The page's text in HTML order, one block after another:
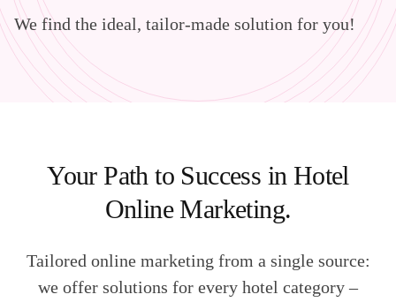
We find the ideal, tailor-made solution for you!
Your Path to Success in Hotel
Online Marketing.
Tailored online marketing from a single source:
we offer solutions for every hotel category –